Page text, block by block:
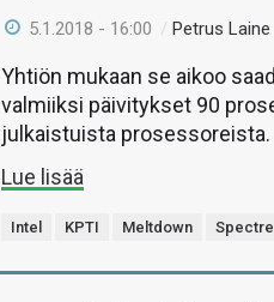
5.1.2018 - 16:00 /Petrus Laine
Yhtiön mukaan se aikoo
valmiiksi päivitykset 90
julkaistuista prosessoreista.
Lue lisää
Intel KPTI Meltdown Spectre